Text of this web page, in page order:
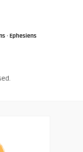
· Ephesiens